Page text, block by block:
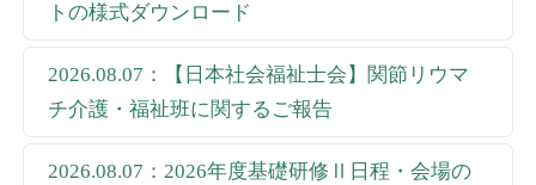
トの様式ダウンロード
2026.08.07：【日本社会福祉士会】関節リウマ
チ介護・福祉班に関するご報告
2026.08.07：2026年度基礎研修Ⅱ日程・会場の